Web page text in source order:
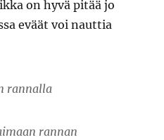
on hyvä pitää jo
eväät voi nauttia
rannalla
rannan